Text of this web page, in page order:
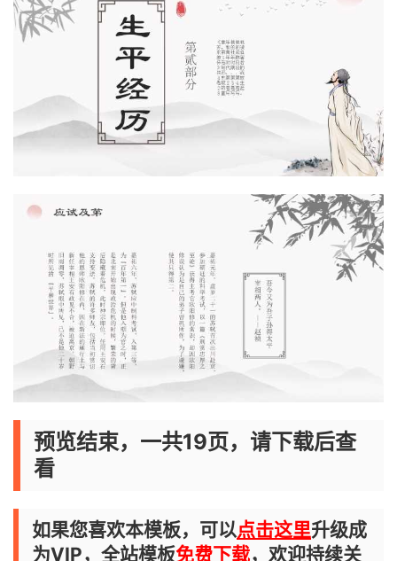
预览结束，一共19页，请下载后查
看
如果您喜欢本模板，可以点击这里升级成
为VIP，全站模板免费下载，欢迎持续关